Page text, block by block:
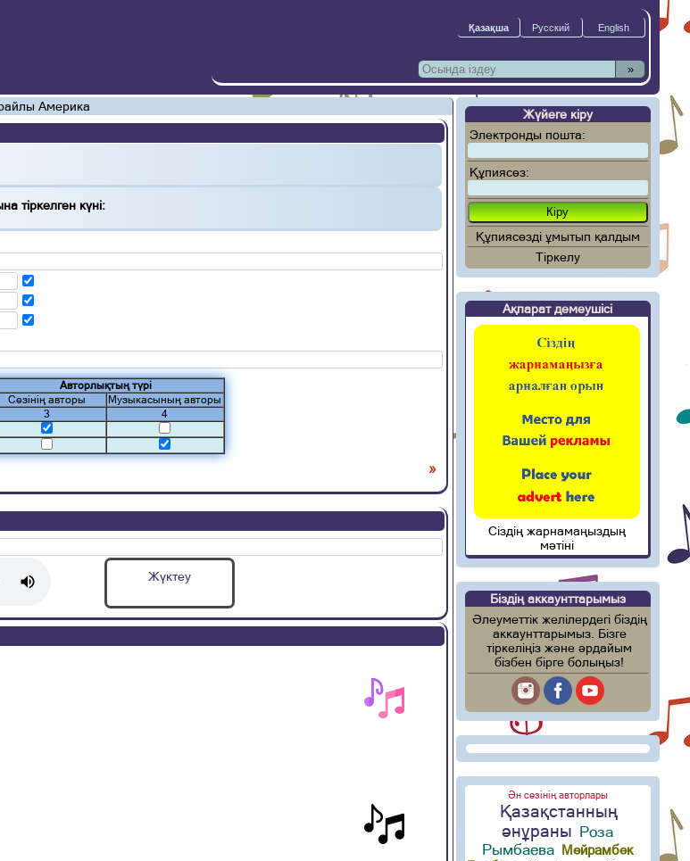
»
Америка
тіркелген күні:
Авторлықтың түрі
Сөзінің авторы
Музыкасының авторы
3 4
»
Жүктеу
Жүйеге кіру
Электронды пошта:
Құпиясөз:
Құпиясөзді ұмытып қалдым
Тіркелу
Ақпарат демеушісі
Сіздің жарнамаңыздың
мәтіні
Біздің аккаунттарымыз
Әлеуметтік желілердегі біздің
аккаунттарымыз. Бізге
тіркеліңіз және әрдайым
бізбен бірге болыңыз!
Ән сөзінің авторлары
Қазақстанның
әнұраны Роза
Рымбаева Мейрамбек